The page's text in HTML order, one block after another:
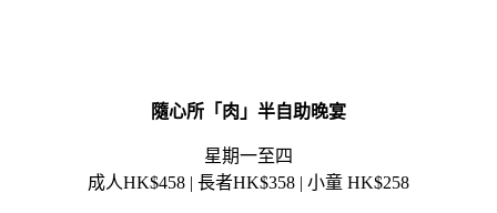
隨心所「肉」半自助晚宴
星期一至四
成人HK$458 | 長者HK$358 | 小童 HK$258